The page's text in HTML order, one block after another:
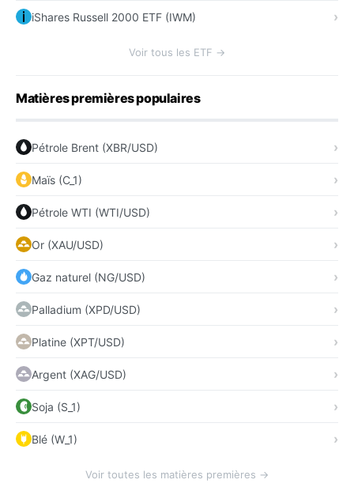
iShares Russell 2000 ETF (IWM)
Voir tous les ETF →
Matières premières populaires
Pétrole Brent (XBR/USD)
Maïs (C_1)
Pétrole WTI (WTI/USD)
Or (XAU/USD)
Gaz naturel (NG/USD)
Palladium (XPD/USD)
Platine (XPT/USD)
Argent (XAG/USD)
Soja (S_1)
Blé (W_1)
Voir toutes les matières premières →